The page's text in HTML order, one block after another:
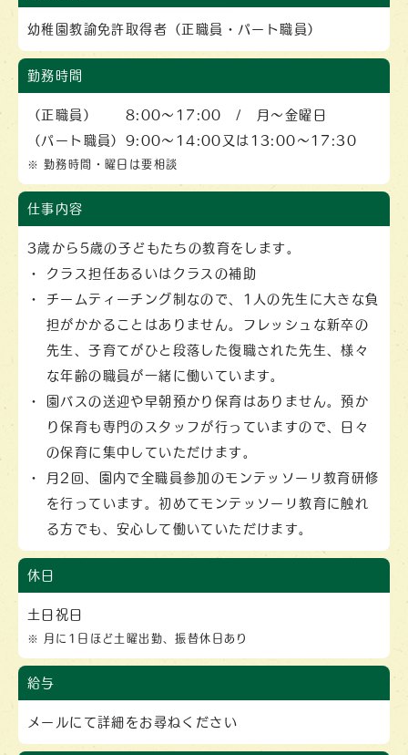
幼稚園教諭免許取得者（正職員・パート職員）
勤務時間
（正職員） 8:00～17:00 / 月～金曜日
（パート職員） 9:00～14:00又は13:00～17:30
勤務時間・曜日は要相談
仕事内容
3歳から5歳の子どもたちの教育をします。
クラス担任あるいはクラスの補助
チームティーチング制なので、1人の先生に大きな負
担がかかることはありません。フレッシュな新卒の
先生、子育てがひと段落した復職された先生、様々
な年齢の職員が一緒に働いています。
園バスの送迎や早朝預かり保育はありません。預か
り保育も専門のスタッフが行っていますので、日々
の保育に集中していただけます。
月2回、園内で全職員参加のモンテッソーリ教育研修
を行っています。初めてモンテッソーリ教育に触れ
る方でも、安心して働いていただけます。
休日
土日祝日
月に1日ほど土曜出勤、振替休日あり
給与
メールにて詳細をお尋ねください